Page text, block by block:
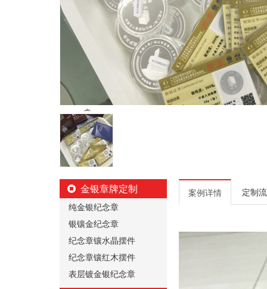
金银章牌定制
纯金银纪念章
银镶金纪念章
纪念章镶水晶摆件
纪念章镶红木摆件
表层镀金银纪念章
案例详情 定制